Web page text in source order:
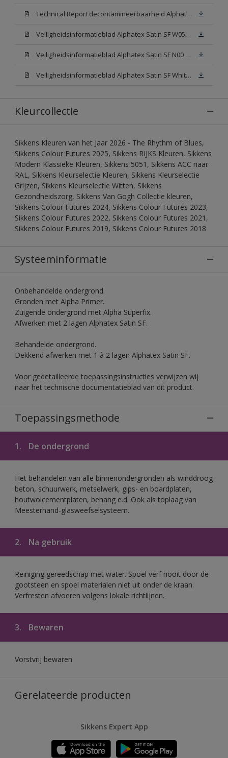
Technical Report decontamineerbaarheid Alphatex Satin SF
Veiligheidsinformatieblad Alphatex Satin SF W05 (MSDS)
Veiligheidsinformatieblad Alphatex Satin SF N00 (MSDS)
Veiligheidsinformatieblad Alphatex Satin SF White (MSDS)
Kleurcollectie
Sikkens Kleuren van het Jaar 2026 - The Rhythm of Blues,
Sikkens Colour Futures 2025, Sikkens RIJKS Kleuren, Sikkens
Modern Klassieke Kleuren, Sikkens 5051, Sikkens ACC naar
RAL, Sikkens Kleurselectie Kleuren, Sikkens Kleurselectie
Grijzen, Sikkens Kleurselectie Witten, Sikkens
Gezondheidszorg, Sikkens Van Gogh Collectie kleuren,
Sikkens Colour Futures 2024, Sikkens Colour Futures 2023,
Sikkens Colour Futures 2022, Sikkens Colour Futures 2021,
Sikkens Colour Futures 2019, Sikkens Colour Futures 2018
Systeeminformatie
Onbehandelde ondergrond.
Gronden met Alpha Primer.
Zuigende ondergrond met Alpha Superfix.
Afwerken met 2 lagen Alphatex Satin SF.
Behandelde ondergrond.
Dekkend afwerken met 1 à 2 lagen Alphatex Satin SF.
Voor gedetailleerde toepassingsinstructies verwijzen wij
naar het technische documentatieblad van dit product.
Toepassingsmethode
1. De ondergrond
Het behandelen van alle binnenondergronden als winddroog
beton, schuurwerk, metselwerk, gips- en boardplaten,
houtwolcementplaten, behang e.d. Ook als toplaag van
Meesterhand-glasweefselsysteem.
2. Na gebruik
Reiniging gereedschap met water. Spoel verf nooit door de
gootsteen en spoel materialen niet uit onder de kraan.
Verfresten afvoeren volgens lokale richtlijnen.
3. Bewaren
Vorstvrij bewaren
Gerelateerde producten
Sikkens Expert App